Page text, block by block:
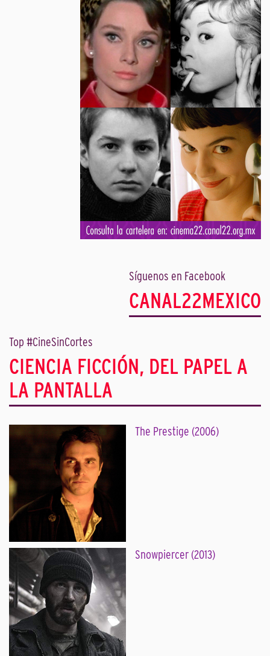
Síguenos en Facebook
CANAL22MEXICO
Top #CineSinCortes
CIENCIA FICCIÓN, DEL PAPEL A
LA PANTALLA
The Prestige (2006)
Snowpiercer (2013)